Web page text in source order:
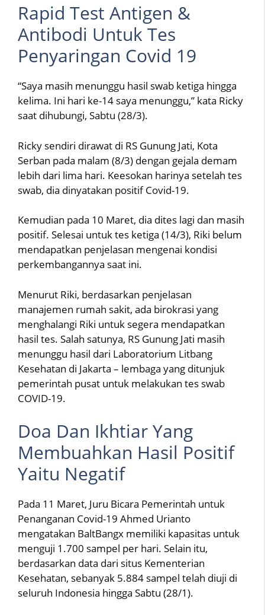
Rapid Test Antigen &
Antibodi Untuk Tes
Penyaringan Covid 19
“Saya masih menunggu hasil swab ketiga hingga
kelima. Ini hari ke-14 saya menunggu,” kata Ricky
saat dihubungi, Sabtu (28/3).
Ricky sendiri dirawat di RS Gunung Jati, Kota
Serban pada malam (8/3) dengan gejala demam
lebih dari lima hari. Keesokan harinya setelah tes
swab, dia dinyatakan positif Covid-19.
Kemudian pada 10 Maret, dia dites lagi dan masih
positif. Selesai untuk tes ketiga (14/3), Riki belum
mendapatkan penjelasan mengenai kondisi
perkembangannya saat ini.
Menurut Riki, berdasarkan penjelasan
manajemen rumah sakit, ada birokrasi yang
menghalangi Riki untuk segera mendapatkan
hasil tes. Salah satunya, RS Gunung Jati masih
menunggu hasil dari Laboratorium Litbang
Kesehatan di Jakarta – lembaga yang ditunjuk
pemerintah pusat untuk melakukan tes swab
COVID-19.
Doa Dan Ikhtiar Yang
Membuahkan Hasil Positif
Yaitu Negatif
Pada 11 Maret, Juru Bicara Pemerintah untuk
Penanganan Covid-19 Ahmed Urianto
mengatakan BaltBangx memiliki kapasitas untuk
menguji 1.700 sampel per hari. Selain itu,
berdasarkan data dari situs Kementerian
Kesehatan, sebanyak 5.884 sampel telah diuji di
seluruh Indonesia hingga Sabtu (28/1).